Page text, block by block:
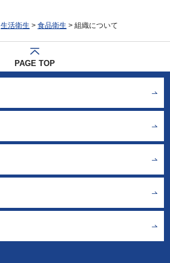
生活衛生 > 食品衛生 > 組織について
PAGE TOP